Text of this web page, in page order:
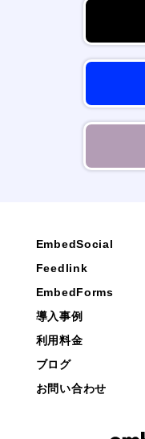
EmbedSocial
Feedlink
EmbedForms
導入事例
利用料金
ブログ
お問い合わせ